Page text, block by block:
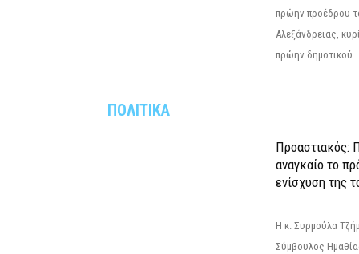
πρώην προέδρου
Αλεξάνδρειας,
πρώην δημοτικού...
ΠΟΛΙΤΙΚΑ
Προαστιακός:
αναγκαίο το
ενίσχυση της
Η κ. Συρμούλα
Σύμβουλος